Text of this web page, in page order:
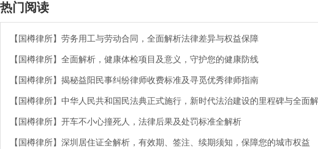
热门阅读
【国樽律所】劳务用工与劳动合同，全面解析法律差异与权益保障
【国樽律所】全面解析，健康体检项目及意义，守护您的健康防线
【国樽律所】揭秘益阳民事纠纷律师收费标准及寻觅优秀律师指南
【国樽律所】中华人民共和国民法典正式施行，新时代法治建设的里程碑与全面
【国樽律所】开车不小心撞死人，法律后果及处罚标准全解析
【国樽律所】深圳居住证全解析，有效期、签注、续期须知，保障您的城市权益